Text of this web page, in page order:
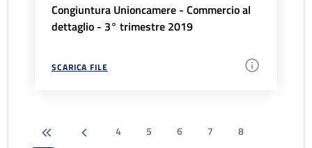
Congiuntura Unioncamere - Commercio al
dettaglio - 3° trimestre 2019
SCARICA FILE
4 5 6 7
8